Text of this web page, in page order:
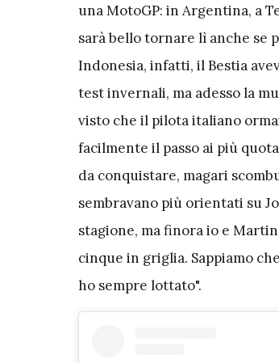
una MotoGP: in Argentina, a
sarà bello tornare lì anche se
Indonesia, infatti, il Bestia
test invernali, ma adesso la
visto che il pilota italiano
facilmente il passo ai più
da conquistare, magari
sembravano più orientati su
stagione, ma finora io e
cinque in griglia. Sappiamo
ho sempre lottato".